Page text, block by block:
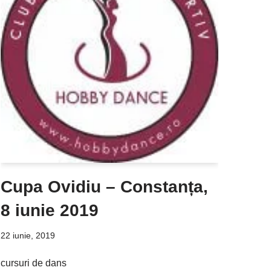
Cupa Ovidiu – Constanța,
8 iunie 2019
22 iunie, 2019
cursuri de dans